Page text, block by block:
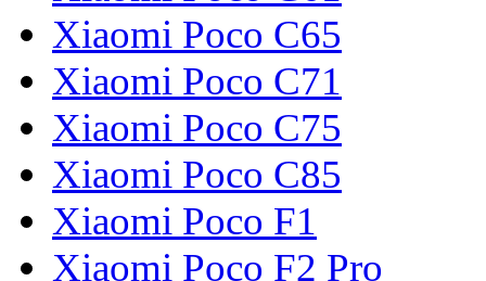
Xiaomi Poco C65
Xiaomi Poco C71
Xiaomi Poco C75
Xiaomi Poco C85
Xiaomi Poco F1
Xiaomi Poco F2 Pro